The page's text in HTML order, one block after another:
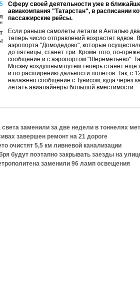
Сферу своей деятельности уже в
авиакомпания "Татарстан", в расписании
пассажирские рейсы.
Если раньше самолеты летали в Анталью
теперь число отправлений возрастет вдвое.
аэропорта "Домодедово", которые
до пятницы, станет три. Кроме того, по-
сообщение и с аэропортом "Шереметьево".
Москву воздушным путем теперь станет
и по расширению дальности полетов. Так, с
налажено сообщение с Тунисом, куда через
летать авиалайнеры большой вместимости.
света заменили за две недели в тоннелях
завершен ремонт на 21 дороге
очистят 5,5 км ливневой канализации
будут поэтапно закрывать заезды на
заменили 96 ламп освещения